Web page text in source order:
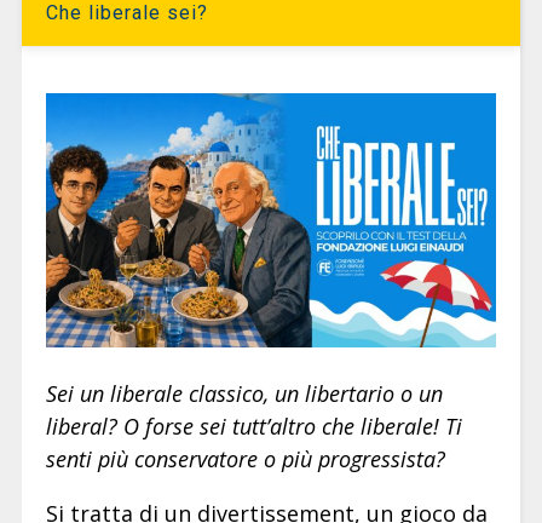
Che liberale sei?
Sei un liberale classico, un libertario o un
liberal? O forse sei tutt’altro che liberale! Ti
senti più conservatore o più progressista?
Si tratta di un divertissement, un gioco da